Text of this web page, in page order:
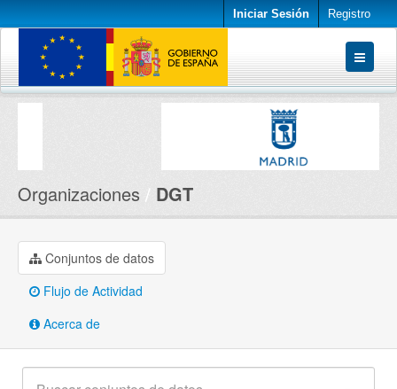
Iniciar Sesión Registro
Conjuntos de datos
Organizaciones DGT
Conjuntos de datos
Flujo de Actividad
Acerca de